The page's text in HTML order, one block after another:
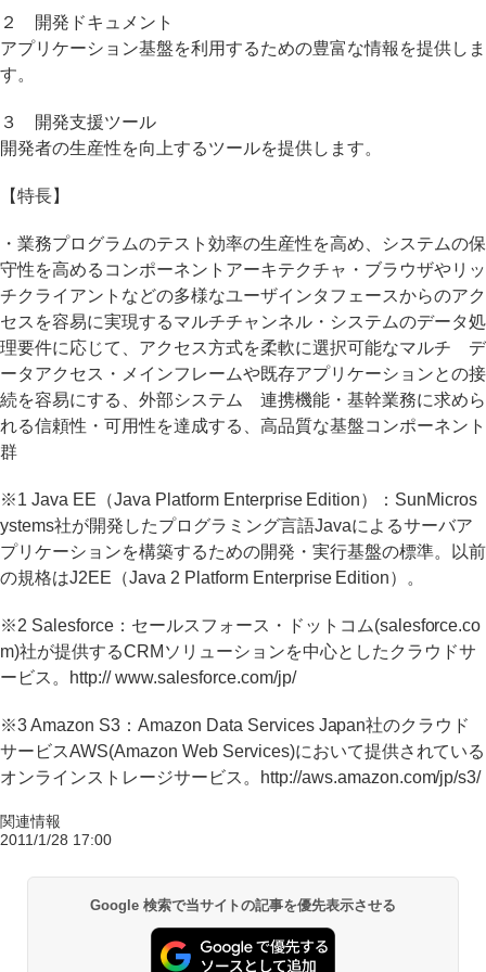
２ 開発ドキュメント
アプリケーション基盤を利用するための豊富な情報を提供しま
す。
３ 開発支援ツール
開発者の生産性を向上するツールを提供します。
【特長】
・業務プログラムのテスト効率の生産性を高め、システムの保
守性を高めるコンポーネントアーキテクチャ・ブラウザやリッ
チクライアントなどの多様なユーザインタフェースからのアク
セスを容易に実現するマルチチャンネル・システムのデータ処
理要件に応じて、アクセス方式を柔軟に選択可能なマルチ デ
ータアクセス・メインフレームや既存アプリケーションとの接
続を容易にする、外部システム 連携機能・基幹業務に求めら
れる信頼性・可用性を達成する、高品質な基盤コンポーネント
群
※1 Java EE（Java Platform Enterprise Edition）：SunMicros
ystems社が開発したプログラミング言語Javaによるサーバア
プリケーションを構築するための開発・実行基盤の標準。以前
の規格はJ2EE（Java 2 Platform Enterprise Edition）。
※2 Salesforce：セールスフォース・ドットコム(salesforce.co
m)社が提供するCRMソリューションを中心としたクラウドサ
ービス。http:// www.salesforce.com/jp/
※3 Amazon S3：Amazon Data Services Japan社のクラウド
サービスAWS(Amazon Web Services)において提供されている
オンラインストレージサービス。http://aws.amazon.com/jp/s3/
関連情報
2011/1/28 17:00
Google 検索で当サイトの記事を優先表示させる